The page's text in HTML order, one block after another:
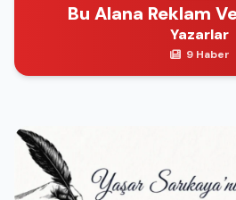
Bu Alana Reklam
Yazarlar
9 Haber